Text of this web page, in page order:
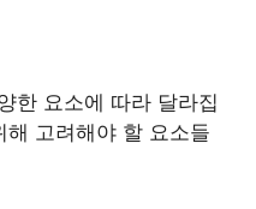
한 요소에 따라 달라집
고려해야 할 요소들